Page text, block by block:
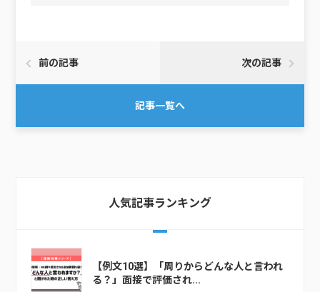
前の記事
記事一覧へ
次の記事
人気記事ランキング
【例文10選】「周りからどんな人と言われ
る？」面接で評価され...